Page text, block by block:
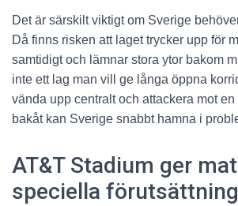
Det är särskilt viktigt om Sverige
Då finns risken att laget trycker upp för
samtidigt och lämnar stora ytor bakom
inte ett lag man vill ge långa öppna
vända upp centralt och attackera mot
bakåt kan Sverige snabbt hamna i
AT&T Stadium ger
speciella